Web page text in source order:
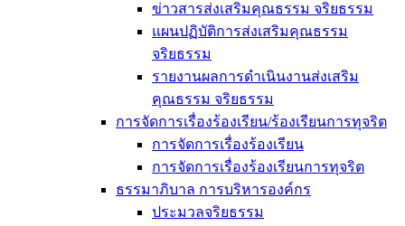
ข่าวสารส่งเสริมคุณธรรม จริยธรรม
แผนปฏิบัติการส่งเสริมคุณธรรม
จริยธรรม
รายงานผลการดำเนินงานส่งเสริม
คุณธรรม จริยธรรม
การจัดการเรื่องร้องเรียน/ร้องเรียนการทุจริต
การจัดการเรื่องร้องเรียน
การจัดการเรื่องร้องเรียนการทุจริต
ธรรมาภิบาล การบริหารองค์กร
ประมวลจริยธรรม